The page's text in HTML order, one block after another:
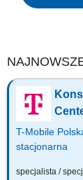
T-Mobile
stacjonarna
specjalista /